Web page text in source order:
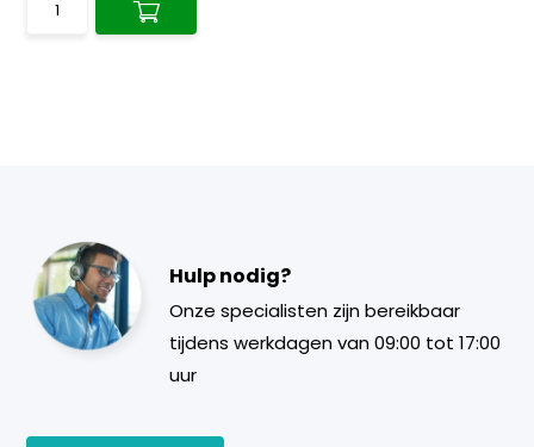
Hulp nodig?
Onze specialisten zijn bereikbaar
tijdens werkdagen van 09:00 tot 17:00
uur